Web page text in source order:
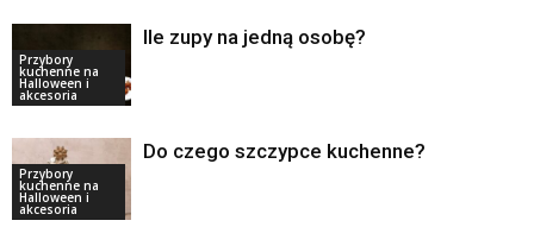
Przybory
kuchenne na
Halloween i
akcesoria
Ile zupy na jedną osobę?
Przybory
kuchenne na
Halloween i
akcesoria
Do czego szczypce kuchenne?